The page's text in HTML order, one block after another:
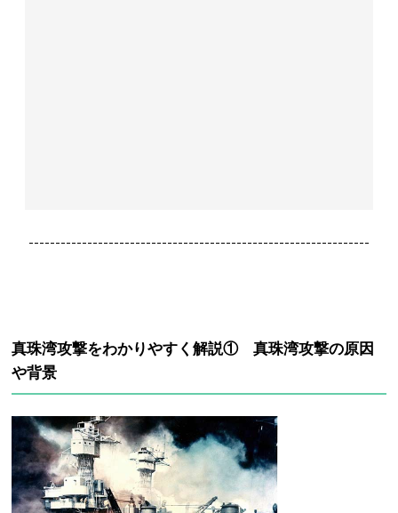
----------------------------------------------------------------
真珠湾攻撃をわかりやすく解説① 真珠湾攻撃の原因
や背景